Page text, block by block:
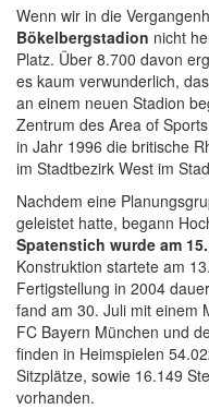
Wenn wir in die
Bökelbergstadion nicht
Platz. Über 8.700 davon
es kaum verwunderlich,
an einem neuen Stadion
Zentrum des Area of
in Jahr 1996 die britische
im Stadtbezirk West im
Nachdem eine
geleistet hatte, begann
Spatenstich wurde am
Konstruktion startete am
Fertigstellung in 2004
fand am 30. Juli mit einem
FC Bayern München und
finden in Heimspielen
Sitzplätze, sowie 16.149
vorhanden.